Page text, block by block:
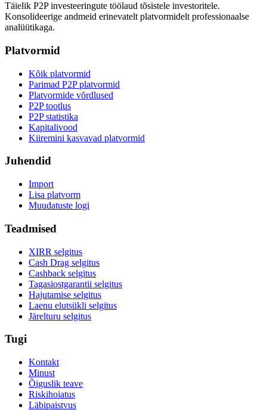
Täielik P2P investeeringute töölaud tõsistele investoritele.
Konsolideerige andmeid erinevatelt platvormidelt professionaalse
analüütikaga.
Platvormid
Kõik platvormid
Parimad P2P platvormid
Platvormide võrdlused
P2P tootlus
P2P statistika
Kapitalivood
Kiiremini kasvavad platvormid
Juhendid
Import
Lisa platvorm
Muudatuste logi
Teadmised
XIRR selgitus
Cash Drag selgitus
Cashback selgitus
Tagasiostgarantii selgitus
Hajutamise selgitus
Laenu elutsükli selgitus
Järelturu selgitus
Tugi
Kontakt
Minust
Õiguslik teave
Riskihoiatus
Läbipaistvus